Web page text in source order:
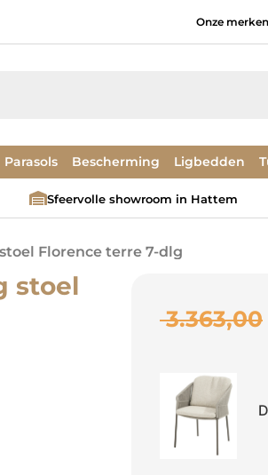
Onze merken
Parasols Bescherming Ligbedden
Sfeervolle showroom in Hattem
Florence terre 7-dlg
stoel
3.363,00